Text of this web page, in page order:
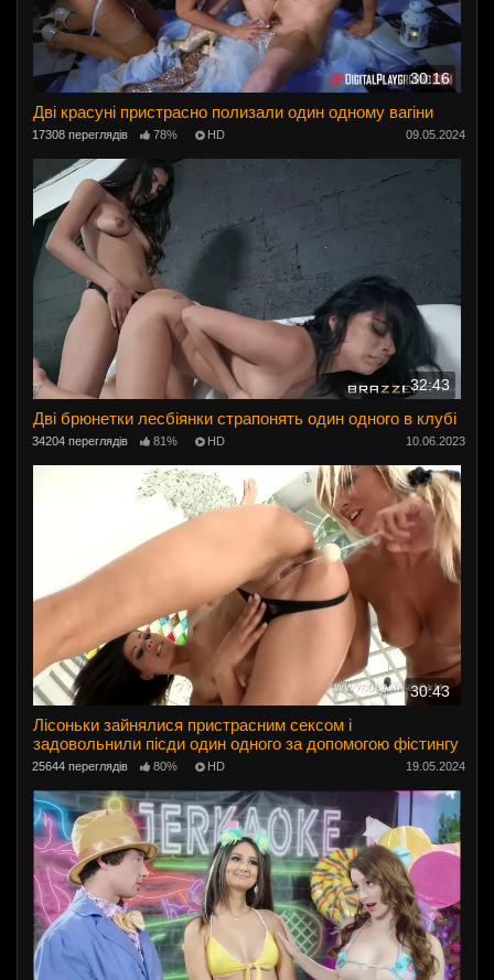
30:16
Дві красуні пристрасно полизали один одному вагіни
17308 переглядів 78% HD 09.05.2024
32:43
Дві брюнетки лесбіянки страпонять один одного в клубі
34204 переглядів 81% HD 10.06.2023
30:43
Лісоньки зайнялися пристрасним сексом і
задовольнили пісди один одного за допомогою фістингу
25644 переглядів 80% HD 19.05.2024